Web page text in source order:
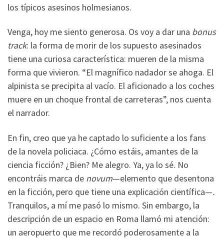
los típicos asesinos holmesianos.
Venga, hoy me siento generosa. Os voy a dar una bonus
track: la forma de morir de los supuesto asesinados
tiene una curiosa característica: mueren de la misma
forma que vivieron. “El magnífico nadador se ahoga. El
alpinista se precipita al vacío. El aficionado a los coches
muere en un choque frontal de carreteras”, nos cuenta
el narrador.
En fin, creo que ya he captado lo suficiente a los fans
de la novela policiaca. ¿Cómo estáis, amantes de la
ciencia ficción? ¿Bien? Me alegro. Ya, ya lo sé. No
encontráis marca de novum—elemento que desentona
en la ficción, pero que tiene una explicación científica—.
Tranquilos, a mí me pasó lo mismo. Sin embargo, la
descripción de un espacio en Roma llamó mi atención:
un aeropuerto que me recordó poderosamente a la